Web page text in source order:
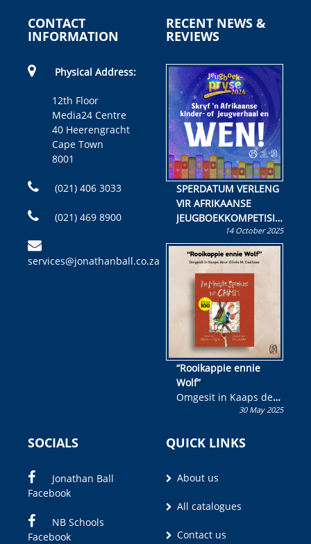
CONTACT
INFORMATION
Physical Address:
12th Floor
Media24 Centre
40 Heerengracht
Cape Town
8001
(021) 406 3033
(021) 469 8900
services@jonathanball.co.za
RECENT NEWS &
REVIEWS
SPERDATUM VERLENG
VIR AFRIKAANSE
JEUGBOEKKOMPETISIE
Skryf ’n jeugboek of
kinderboek en staan ’n
kans om R50 000 te
wen!
14 October 2025
“Rooikappie ennie
Wolf”
Omgesit in Kaaps deur
Olivia M. Coetzee30 May 2025
SOCIALS
Jonathan Ball
Facebook
NB Schools
Facebook
QUICK LINKS
About us
All catalogues
Contact us